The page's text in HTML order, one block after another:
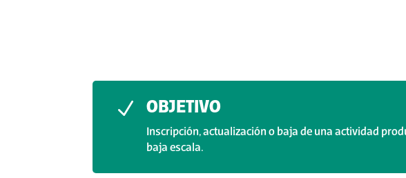
N OBJETIVO
Inscripción, actualización o baja de una actividad
baja escala.